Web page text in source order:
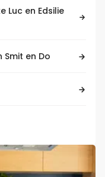
Luc en Edsilie
Smit en Do